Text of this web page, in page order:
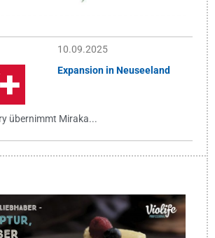
10.09.2025
Expansion in Neuseeland
übernimmt Miraka...